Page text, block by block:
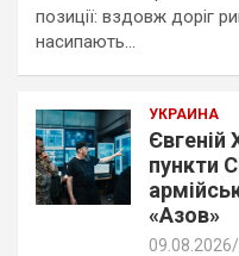
позиції: вздовж доріг
насипають…
УКРАИНА
Євгеній
пункти
«Азов»
09.08.2026